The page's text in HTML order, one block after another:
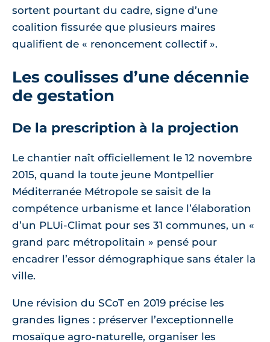
sortent pourtant du cadre, signe d’une
coalition fissurée que plusieurs maires
qualifient de « renoncement collectif ».
Les coulisses d’une décennie
de gestation
De la prescription à la projection
Le chantier naît officiellement le 12 novembre
2015, quand la toute jeune Montpellier
Méditerranée Métropole se saisit de la
compétence urbanisme et lance l’élaboration
d’un PLUi-Climat pour ses 31 communes, un «
grand parc métropolitain » pensé pour
encadrer l’essor démographique sans étaler la
ville.
Une révision du SCoT en 2019 précise les
grandes lignes : préserver l’exceptionnelle
mosaïque agro-naturelle, organiser les